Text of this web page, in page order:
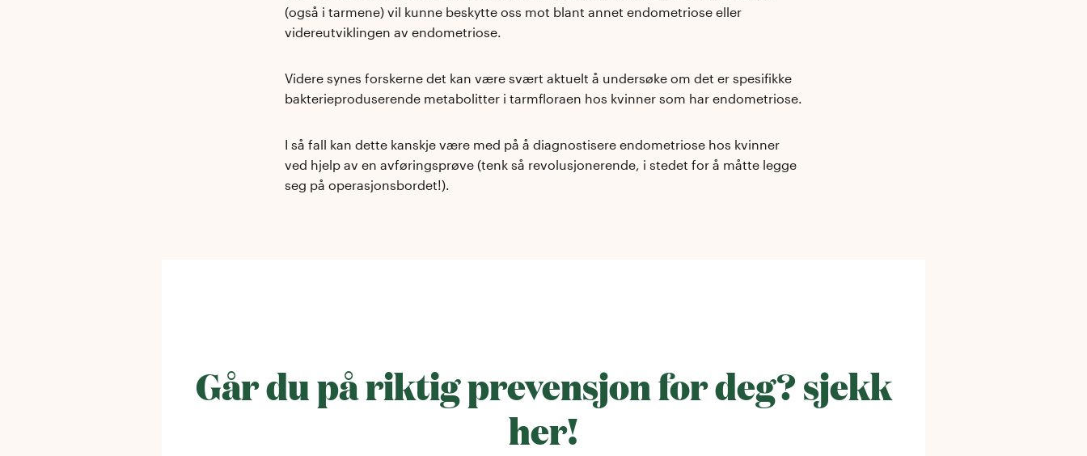
(også i tarmene) vil kunne beskytte oss mot blant annet endometriose eller
videreutviklingen av endometriose.
Videre synes forskerne det kan være svært aktuelt å undersøke om det er spesifikke
bakterieproduserende metabolitter i tarmfloraen hos kvinner som har endometriose.
I så fall kan dette kanskje være med på å diagnostisere endometriose hos kvinner
ved hjelp av en avføringsprøve (tenk så revolusjonerende, i stedet for å måtte legge
seg på operasjonsbordet!).
Går du på riktig prevensjon for deg? sjekk
her!